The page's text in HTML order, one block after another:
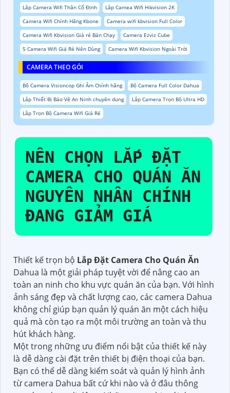
Lắp Camera Wifi Thân Cố Định
Lắp Camea Wifi Hikvision 2K
Camera Wifi Chính Hãng Kbone
Camera wifi kbvision Full Color
Camera Wifi Kbvision Giá rẻ Bán Chạy
Camera Ezviz Cube
5 Camera Wifi Giá Rẻ Nên Dùng
Camera Wifi Kbvision Ngoài Trời
CAMERA THEO GÓI
Bộ Camera Visioncop Ghi Âm Chính hãng
Bộ Camera Full Color Dahua
Lắp Thiết Bị Bảo Vệ An Ninh chuyên dụng
Lắp Camera Trọn Bộ Ultra HD
Lắp Trọn Bộ Camera Wifi Giá Rẻ
NÊN CHỌN LẮP ĐẶT
CAMERA CHO QUÁN ĂN
NGUYÊN NHÂN CHÍNH
ĐANG GIẢM GIÁ
Thiết kế trọn bộ Lắp Đặt Camera Cho Quán Ăn
Dahua là một giải pháp tuyệt vời để nâng cao an
toàn an ninh cho khu vực quán ăn của bạn. Với hình
ảnh sáng đẹp và chất lượng cao, các camera Dahua
không chỉ giúp bạn quản lý quán ăn một cách hiệu
quả mà còn tạo ra một môi trường an toàn và thu
hút khách hàng.
Một trong những ưu điểm nổi bật của thiết kế này
là dễ dàng cài đặt trên thiết bị điện thoại của bạn.
Bạn có thể dễ dàng kiểm soát và quản lý hình ảnh
từ camera Dahua bất cứ khi nào và ở đâu thông